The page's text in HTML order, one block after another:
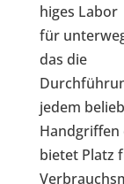
higes Labor
für
das die
jedem
Handgriffen
bietet Platz